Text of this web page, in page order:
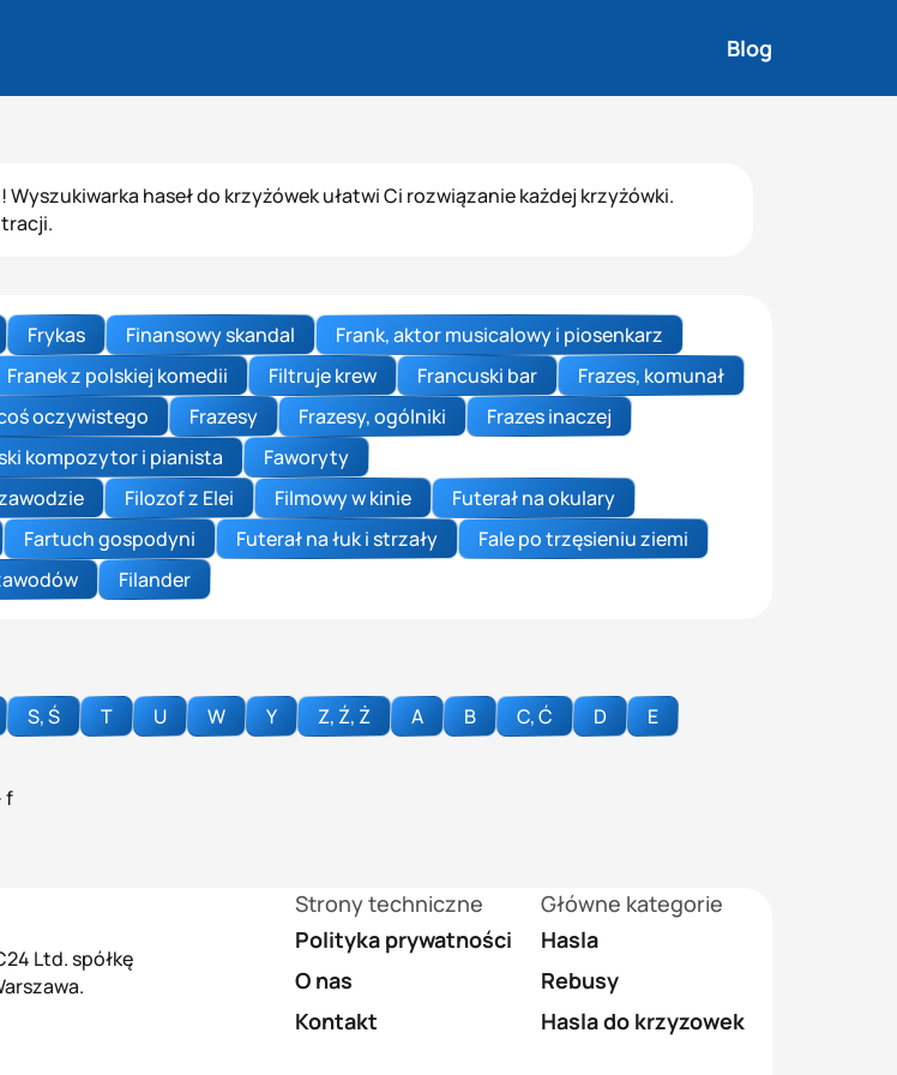
Blog
haseł do krzyżówek ułatwi Ci rozwiązanie każdej krzyżówki.
Frykas Finansowy skandal
Frank, aktor musicalowy i piosenkarz
Franek z polskiej komedii Filtruje krew Francuski bar
Frazes, komunał
oczywistego Frazesy Frazesy, ogólniki
Frazes inaczej
kompozytor i pianista
Faworyty
Filozof z Elei Filmowy w kinie
Futerał na okulary
Fartuch gospodyni Futerał na łuk i strzały
Fale po trzęsieniu ziemi
Filander
S, Ś T U W Y Z, Ź, Ż A B C, Ć D E
f
Ltd. spółkę
Strony techniczne
Polityka prywatności
O nas
Kontakt
Główne kategorie
Hasla
Rebusy
Hasla do krzyzowek